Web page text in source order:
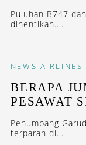
Puluhan B747
dihentikan....
NEWS AIRLINES
BERAPA
PESAWAT
Penumpang
terparah di...